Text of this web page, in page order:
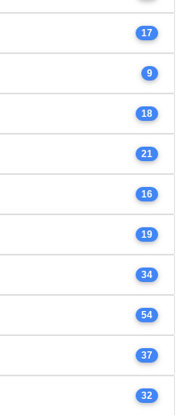
17
9
18
21
16
19
34
54
37
32